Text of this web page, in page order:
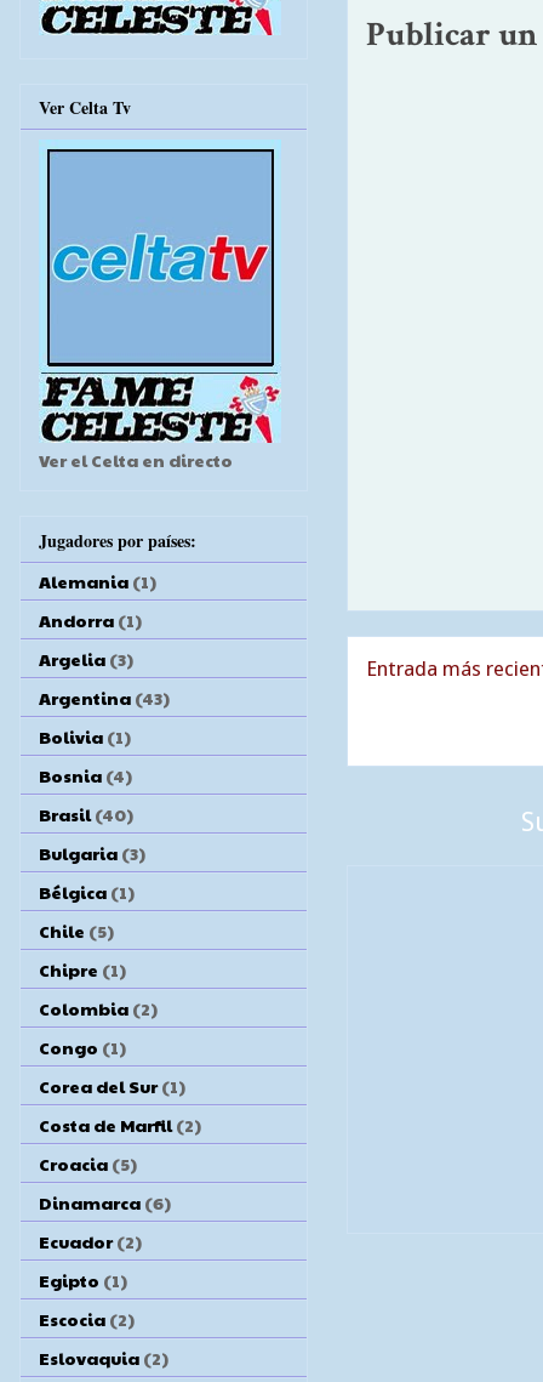
Publicar
Entrada más
Ver Celta Tv
Ver el Celta en directo
Jugadores por países:
Alemania (1)
Andorra (1)
Argelia (3)
Argentina (43)
Bolivia (1)
Bosnia (4)
Brasil (40)
Bulgaria (3)
Bélgica (1)
Chile (5)
Chipre (1)
Colombia (2)
Congo (1)
Corea del Sur (1)
Costa de Marfil (2)
Croacia (5)
Dinamarca (6)
Ecuador (2)
Egipto (1)
Escocia (2)
Eslovaquia (2)